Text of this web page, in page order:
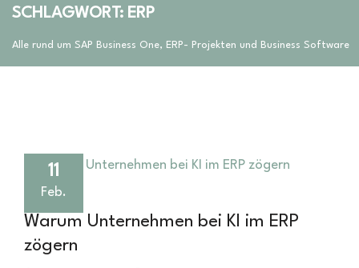
SCHLAGWORT: ERP
Alle rund um SAP Business One, ERP- Projekten und Business Software
11
Feb.
Warum Unternehmen bei KI im ERP
zögern